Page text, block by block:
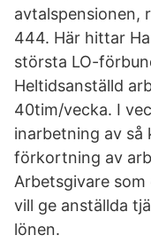
avtalspensionen,
444. Här hittar
största LO-
Heltidsanställd
40tim/vecka. I
inarbetning av så
förkortning av
Arbetsgivare
vill ge anställda
lönen.